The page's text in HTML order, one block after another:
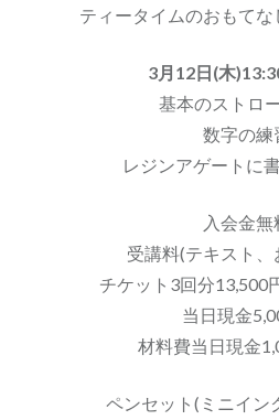
ティータイムのおもて
3月12日(木
基本のストロ
数字の練
レジンアゲートに
入会金無
受講料(テキスト、
チケット3回分13,500
当日現金
材料費当日現金
ペンセット(ミニイン